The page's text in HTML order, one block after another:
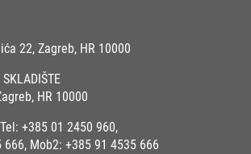
22, Zagreb, HR 10000
HR 10000
+385 01 2450 960,
666, Mob2: +385 91 4535 666